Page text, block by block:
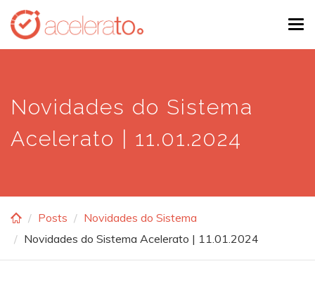
Skip
main
Novidades do Sistema
Acelerato | 11.01.2024
Posts
Novidades do Sistema
Novidades do Sistema Acelerato | 11.01.2024